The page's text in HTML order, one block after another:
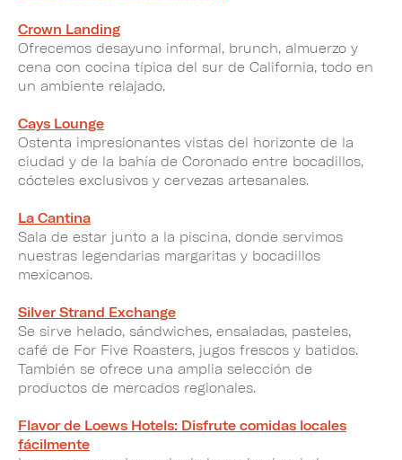
Crown Landing
Ofrecemos desayuno informal, brunch, almuerzo y
cena con cocina típica del sur de California, todo en
un ambiente relajado.
Cays Lounge
Ostenta impresionantes vistas del horizonte de la
ciudad y de la bahía de Coronado entre bocadillos,
cócteles exclusivos y cervezas artesanales.
La Cantina
Sala de estar junto a la piscina, donde servimos
nuestras legendarias margaritas y bocadillos
mexicanos.
Silver Strand Exchange
Se sirve helado, sándwiches, ensaladas, pasteles,
café de For Five Roasters, jugos frescos y batidos.
También se ofrece una amplia selección de
productos de mercados regionales.
Flavor de Loews Hotels: Disfrute comidas locales
fácilmente